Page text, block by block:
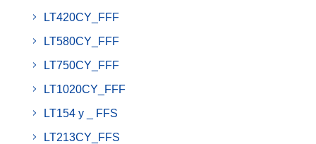
LT420CY_FFF
LT580CY_FFF
LT750CY_FFF
LT1020CY_FFF
LT154 y _ FFS
LT213CY_FFS